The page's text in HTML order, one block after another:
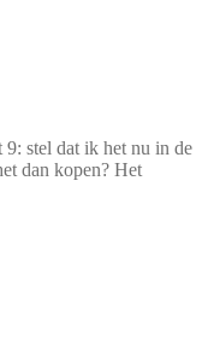
stel dat ik het nu in de
dan kopen? Het